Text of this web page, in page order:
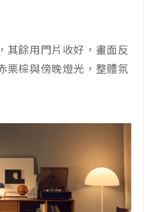
其餘用門片收好，畫面反
栗棕與傍晚燈光，整體氛